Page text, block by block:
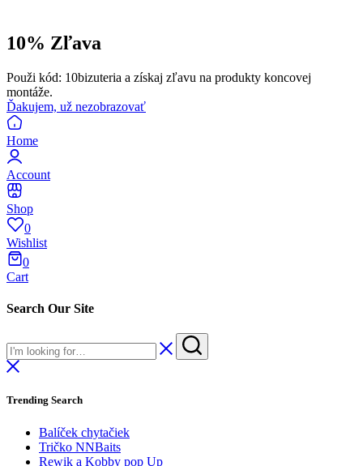
10% Zľava
Použi kód: 10bizuteria a získaj zľavu na produkty koncovej
montáže.
Ďakujem, už nezobrazovať
Home
Account
Shop
0
Wishlist
0
Cart
Search Our Site
Trending Search
Balíček chytačiek
Tričko NNBaits
Rewik a Kobby pop Up